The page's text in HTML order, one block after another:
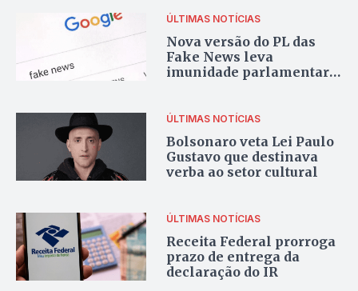
ÚLTIMAS NOTÍCIAS
Nova versão do PL das
Fake News leva
imunidade parlamentar
ÚLTIMAS NOTÍCIAS
Bolsonaro veta Lei Paulo
Gustavo que destinava
verba ao setor cultural
ÚLTIMAS NOTÍCIAS
Receita Federal prorroga
prazo de entrega da
declaração do IR